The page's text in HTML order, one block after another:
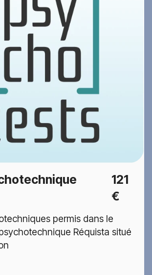
121
€
permis dans le
Réquista situé